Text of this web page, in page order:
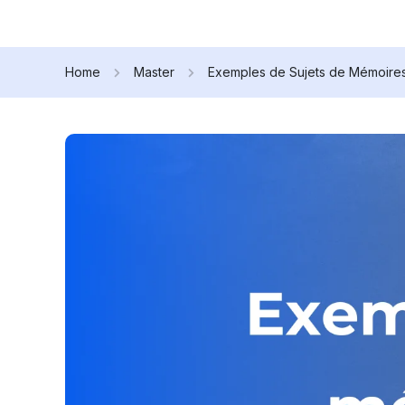
Home Master Exemples de Sujets de